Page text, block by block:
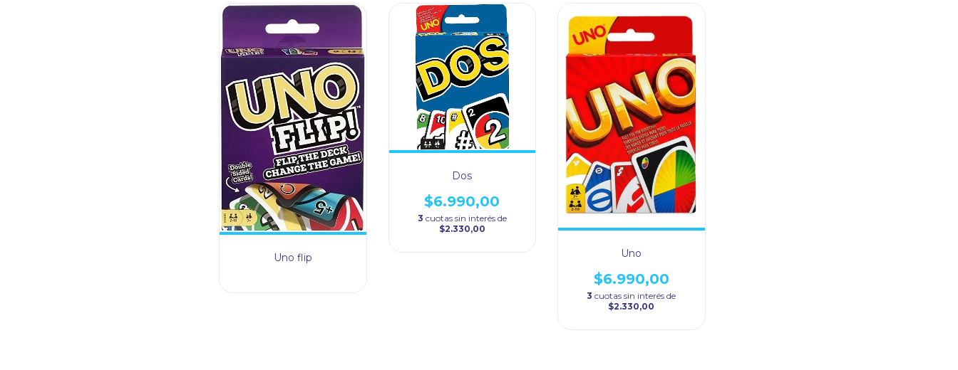
Uno flip
Dos
$6.990,00
3 cuotas sin interés de
$2.330,00
Uno
$6.990,00
3 cuotas sin interés de
$2.330,00